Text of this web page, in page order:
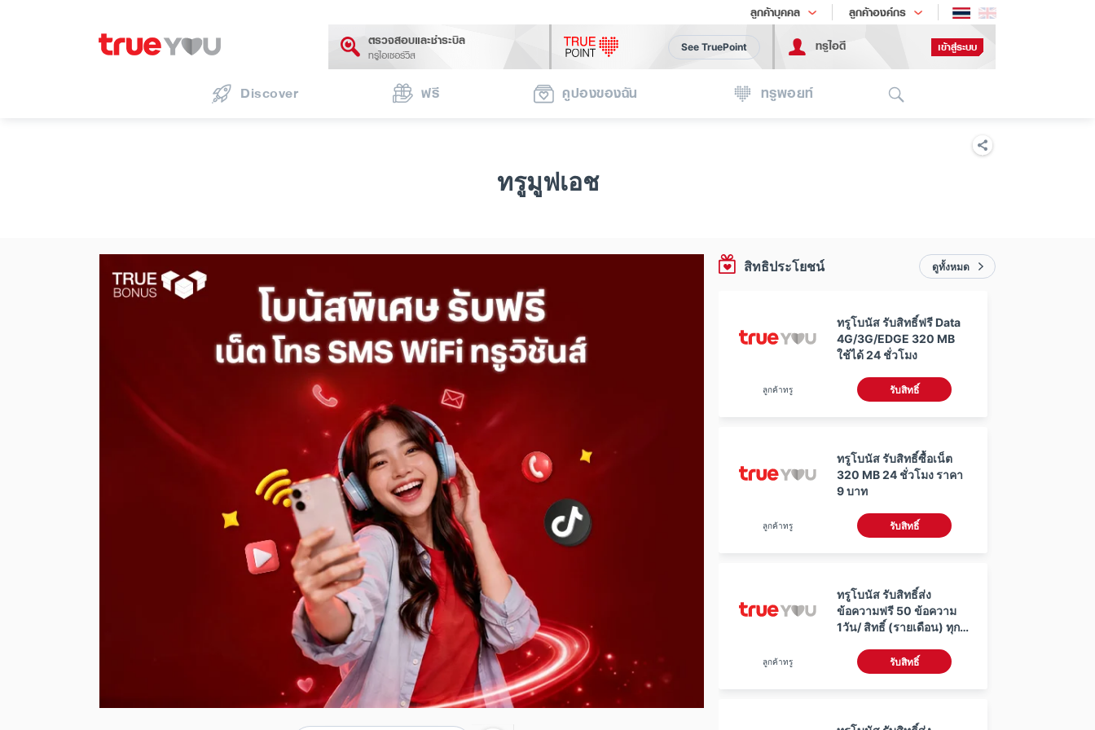
ลูกค้าบุคคล ลูกค้าองค์กร
เทรนด์เทคโนโลยี
ตรวจสอบและชำระบิล
ทรูไอเซอร์วิส
See TruePoint ทรูไอดี เข้าสู่ระบบ
Discover ฟรี คูปองของฉัน ทรูพอยท์
ทรูมูฟเอช
สิทธิประโยชน์ ดูทั้งหมด
ทรูโบนัส รับสิทธิ์ฟรี Data
4G/3G/EDGE 320 MB
ใช้ได้ 24 ชั่วโมง
ลูกค้าทรู รับสิทธิ์
ทรูโบนัส รับสิทธิ์ซื้อเน็ต
320 MB 24 ชั่วโมง ราคา
9 บาท
ลูกค้าทรู รับสิทธิ์
ทรูโบนัส รับสิทธิ์ส่ง
ข้อความฟรี 50 ข้อความ
1วัน/ สิทธิ์ (รายเดือน) ทุก
ลูกค้าทรู รับสิทธิ์